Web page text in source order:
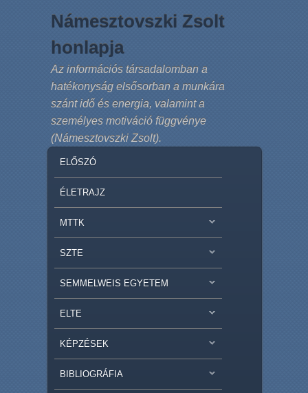
Námesztovszki Zsolt
honlapja
Az információs társadalomban a
hatékonyság elsősorban a munkára
szánt idő és energia, valamint a
személyes motiváció függvénye
(Námesztovszki Zsolt).
SKIP TO PRIMARY CONTENT
SKIP TO SECONDARY CONTENT
ELŐSZÓ
ÉLETRAJZ
MTTK
SZTE
SEMMELWEIS EGYETEM
ELTE
KÉPZÉSEK
BIBLIOGRÁFIA